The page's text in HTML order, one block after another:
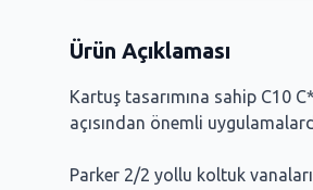
Ürün Açıklaması
Kartuş tasarımına sahip C10
açısından önemli
Parker 2/2 yollu koltuk